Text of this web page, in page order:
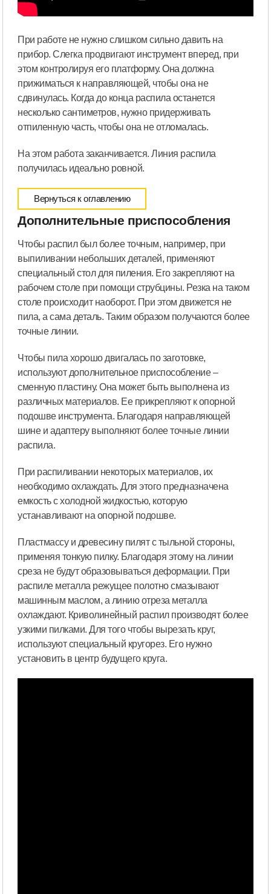
При работе не нужно слишком сильно давить на
прибор. Слегка продвигают инструмент вперед, при
этом контролируя его платформу. Она должна
прижиматься к направляющей, чтобы она не
сдвинулась. Когда до конца распила останется
несколько сантиметров, нужно придерживать
отпиленную часть, чтобы она не отломалась.
На этом работа заканчивается. Линия распила
получилась идеально ровной.
Вернуться к оглавлению
Дополнительные приспособления
Чтобы распил был более точным, например, при
выпиливании небольших деталей, применяют
специальный стол для пиления. Его закрепляют на
рабочем столе при помощи струбцины. Резка на таком
столе происходит наоборот. При этом движется не
пила, а сама деталь. Таким образом получаются более
точные линии.
Чтобы пила хорошо двигалась по заготовке,
используют дополнительное приспособление –
сменную пластину. Она может быть выполнена из
различных материалов. Ее прикрепляют к опорной
подошве инструмента. Благодаря направляющей
шине и адаптеру выполняют более точные линии
распила.
При распиливании некоторых материалов, их
необходимо охлаждать. Для этого предназначена
емкость с холодной жидкостью, которую
устанавливают на опорной подошве.
Пластмассу и древесину пилят с тыльной стороны,
применяя тонкую пилку. Благодаря этому на линии
среза не будут образовываться деформации. При
распиле металла режущее полотно смазывают
машинным маслом, а линию отреза металла
охлаждают. Криволинейный распил производят более
узкими пилками. Для того чтобы вырезать круг,
используют специальный кругорез. Его нужно
установить в центр будущего круга.